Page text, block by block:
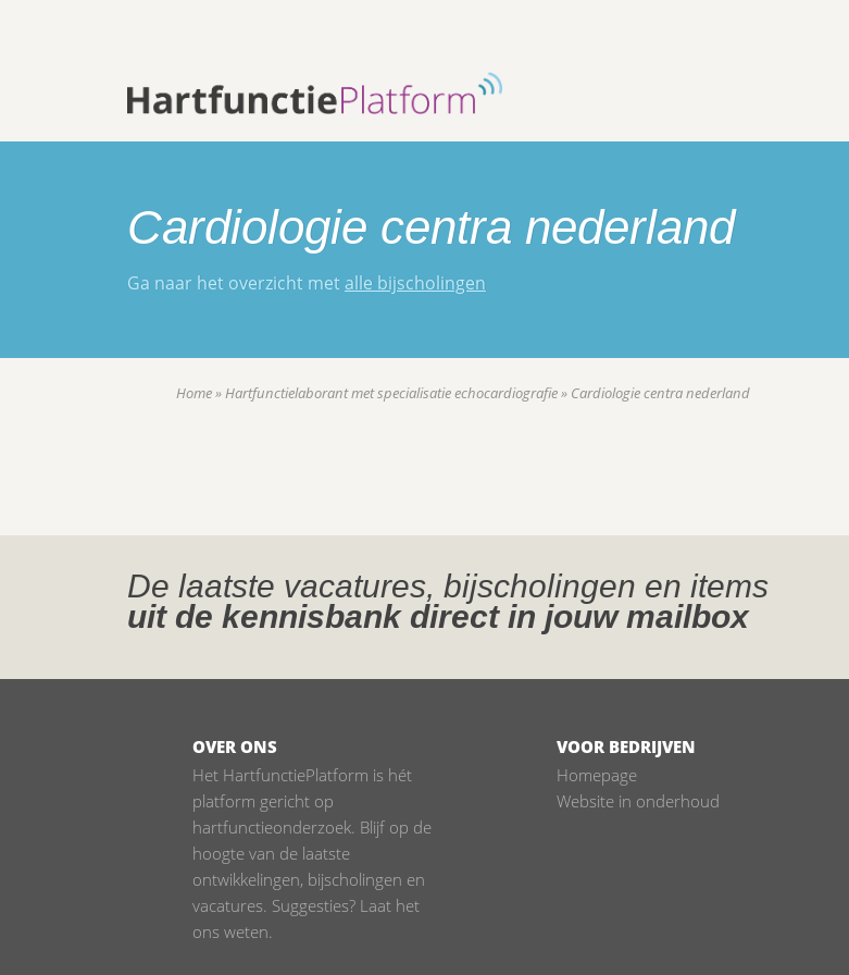
Cardiologie centra nederland
Ga naar het overzicht met alle bijscholingen
Home»Hartfunctielaborant met specialisatie echocardiografie» Cardiologie centra nederland
De laatste vacatures, bijscholingen en items
uit de kennisbank direct in jouw mailbox
OVER ONS
Het HartfunctiePlatform is hét
platform gericht op
hartfunctieonderzoek. Blijf op de
hoogte van de laatste
ontwikkelingen, bijscholingen en
vacatures. Suggesties? Laat het
ons weten.
VOOR BEDRIJVEN
Homepage
Website in onderhoud